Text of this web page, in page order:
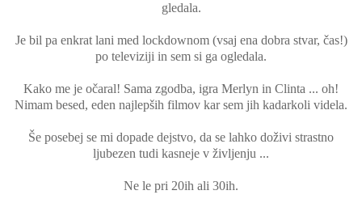
gledala.
Je bil pa enkrat lani med lockdownom (vsaj ena dobra stvar, čas!)
po televiziji in sem si ga ogledala.
Kako me je očaral! Sama zgodba, igra Merlyn in Clinta ... oh!
Nimam besed, eden najlepših filmov kar sem jih kadarkoli videla.
Še posebej se mi dopade dejstvo, da se lahko doživi strastno
ljubezen tudi kasneje v življenju ...
Ne le pri 20ih ali 30ih.